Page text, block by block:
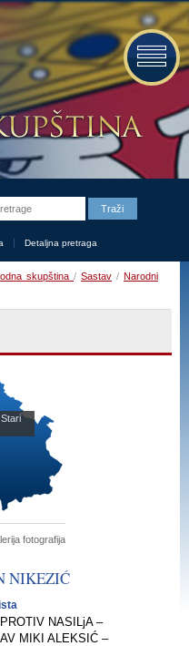
Detaljna pretraga
skupština / Sastav / Narodni
fotografija
NIKEZIĆ
NASILjA –
MIKI ALEKSIĆ –